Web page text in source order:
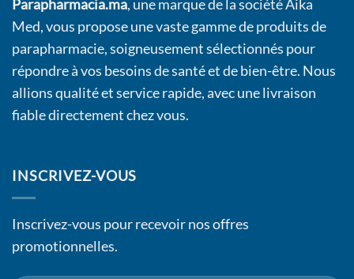
Parapharmacia.ma, une marque de la société Aika
Med, vous propose une vaste gamme de produits de
parapharmacie, soigneusement sélectionnés pour
répondre à vos besoins de santé et de bien-être. Nous
allions qualité et service rapide, avec une livraison
fiable directement chez vous.
INSCRIVEZ-VOUS
Inscrivez-vous pour recevoir nos offres
promotionnelles.